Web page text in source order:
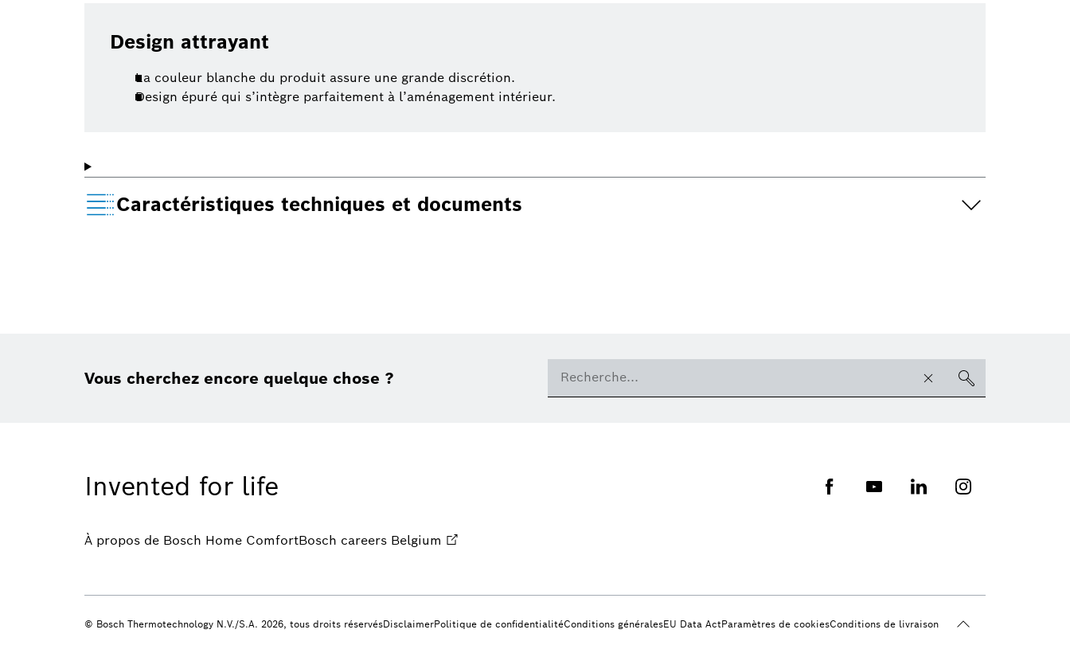
Design attrayant
La couleur blanche du produit assure une grande discrétion.
Design épuré qui s’intègre parfaitement à l’aménagement intérieur.
Caractéristiques techniques et documents
Vous cherchez encore quelque chose ?
Invented for life
À propos de Bosch Home ComfortBosch careers Belgium
© Bosch Thermotechnology N.V./S.A. 2026, tous droits réservésDisclaimerPolitique de confidentialitéConditions généralesEU Data ActParamètres de cookiesConditions de livraison